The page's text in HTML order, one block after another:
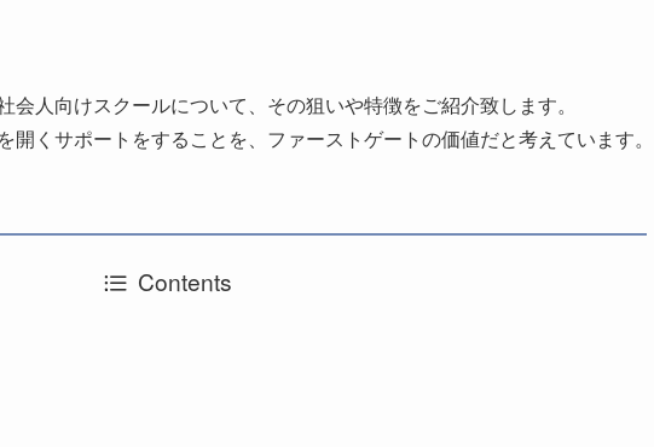
人向けスクールについて、その狙いや特徴をご紹介致します。
くサポートをすることを、ファーストゲートの価値だと考えています。
Contents